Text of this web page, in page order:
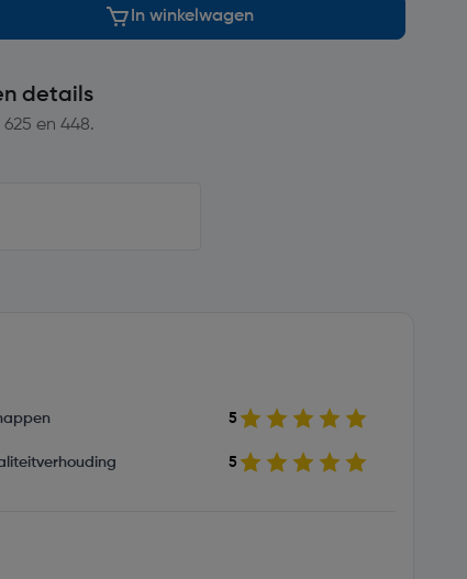
In winkelwagen
details
en 448.
5
5